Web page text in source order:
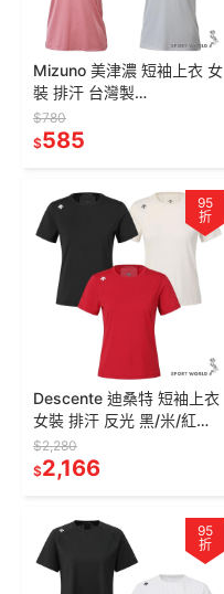
Mizuno 美津濃 短袖上衣 女
裝 排汗 台灣製
J2TAD20209/J2TAD2021
9/265/202
$780
$585
95
折
Descente 迪桑特 短袖上衣
女裝 排汗 反光 黑/米/紅
SR122RTS32-
BLK0/IVY0/RED0
$2,280
$2,166
95
折